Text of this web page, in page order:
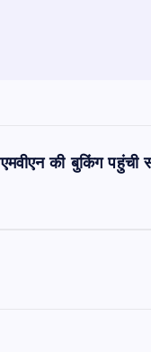
की बुकिंग पहुंची